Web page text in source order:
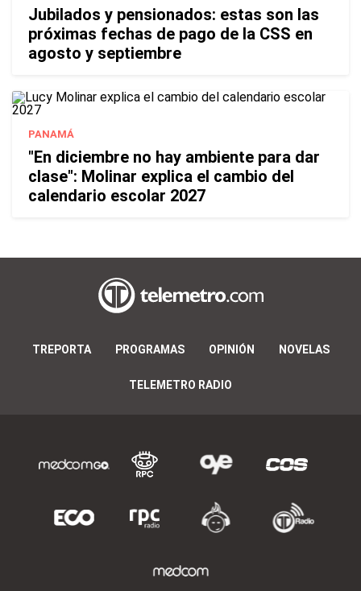
Jubilados y pensionados: estas son las
próximas fechas de pago de la CSS en
agosto y septiembre
PANAMÁ
"En diciembre no hay ambiente para dar
clase": Molinar explica el cambio del
calendario escolar 2027
TREPORTA PROGRAMAS OPINIÓN NOVELAS
TELEMETRO RADIO